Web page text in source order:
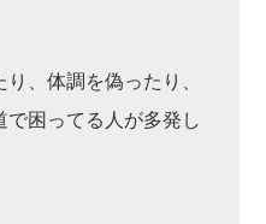
、体調を偽ったり、
困ってる人が多発し